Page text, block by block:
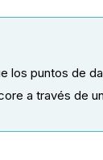
los puntos de
a través